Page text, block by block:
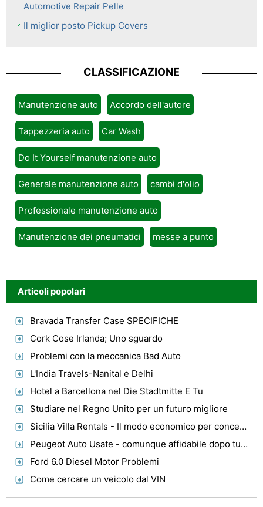
Automotive Repair Pelle
Il miglior posto Pickup Covers
CLASSIFICAZIONE
Manutenzione auto Accordo dell'autore
Tappezzeria auto Car Wash
Do It Yourself manutenzione auto
Generale manutenzione auto cambi d'olio
Professionale manutenzione auto
Manutenzione dei pneumatici messe a punto
Articoli popolari
Bravada Transfer Case SPECIFICHE
Cork Cose Irlanda; Uno sguardo
Problemi con la meccanica Bad Auto
L'India Travels-Nanital e Delhi
Hotel a Barcellona nel Die Stadtmitte E Tu
Studiare nel Regno Unito per un futuro migliore
Sicilia Villa Rentals - Il modo economico per concedersi lusso
Peugeot Auto Usate - comunque affidabile dopo tutti questi anni
Ford 6.0 Diesel Motor Problemi
Come cercare un veicolo dal VIN